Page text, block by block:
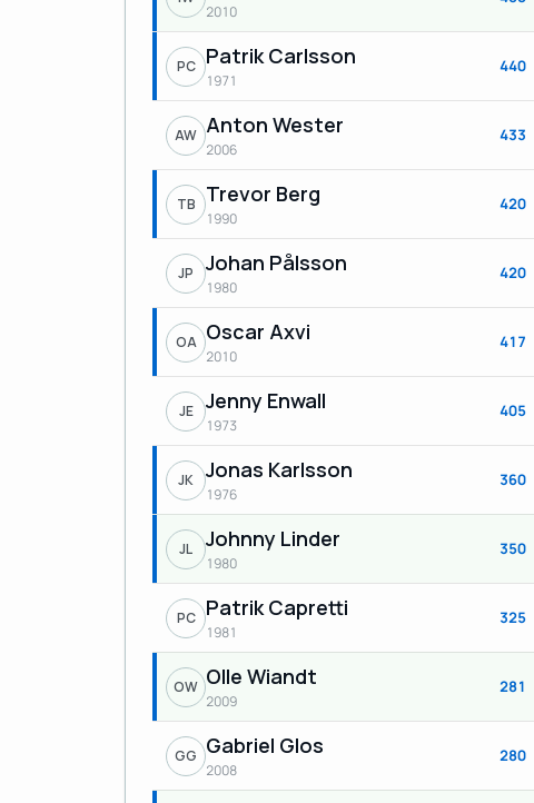
2010
PC Patrik Carlsson
1971
440
AW Anton Wester
2006
433
TB Trevor Berg
1990
420
JP Johan Pålsson
1980
420
OA Oscar Axvi
2010
417
JE Jenny Enwall
1973
405
JK Jonas Karlsson
1976
360
JL Johnny Linder
1980
350
PC Patrik Capretti
1981
325
OW Olle Wiandt
2009
281
GG Gabriel Glos
2008
280